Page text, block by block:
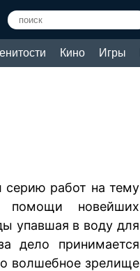
Кино Игры
серию работ на тему
новейших
упавшая в воду для
дело принимается
волшебное зрелище